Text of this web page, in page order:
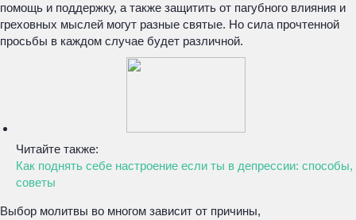
помощь и поддержку, а также защитить от пагубного влияния и
греховных мыслей могут разные святые. Но сила прочтенной
просьбы в каждом случае будет различной.
Читайте также:
Как поднять себе настроение если ты в депрессии: способы,
советы
Выбор молитвы во многом зависит от причины,